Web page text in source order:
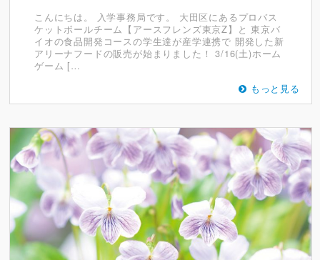
こんにちは。 入学事務局です。 大田区にあるプロバス
ケットボールチーム【アースフレンズ東京Z】と 東京バ
イオの食品開発コースの学生達が産学連携で 開発した新
アリーナフードの販売が始まりました！ 3/16(土)ホーム
ゲーム […
もっと見る